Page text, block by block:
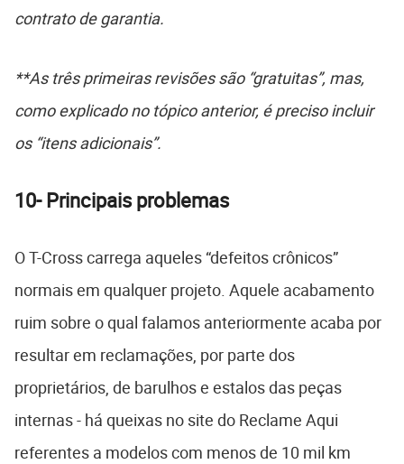
contrato de garantia.
**As três primeiras revisões são “gratuitas”, mas,
como explicado no tópico anterior, é preciso incluir
os “itens adicionais”.
10- Principais problemas
O T-Cross carrega aqueles “defeitos crônicos”
normais em qualquer projeto. Aquele acabamento
ruim sobre o qual falamos anteriormente acaba por
resultar em reclamações, por parte dos
proprietários, de barulhos e estalos das peças
internas - há queixas no site do Reclame Aqui
referentes a modelos com menos de 10 mil km